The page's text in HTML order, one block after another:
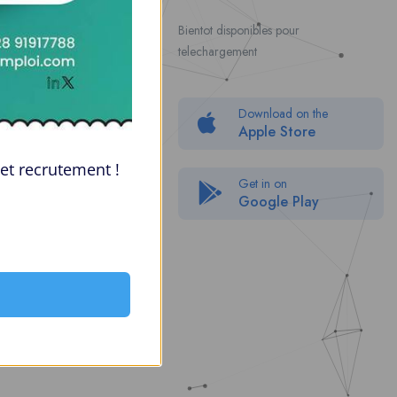
About Us
Politique de confidentialité
Packages
Bientot disponibles pour
telechargement
Download on the
Apple Store
Get in on
Google Play
recrutement !